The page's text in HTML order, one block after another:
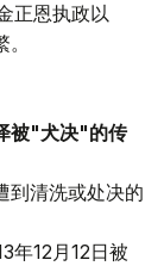
正恩执政以
被"犬决"的传
到清洗或处决的
年12月12日被